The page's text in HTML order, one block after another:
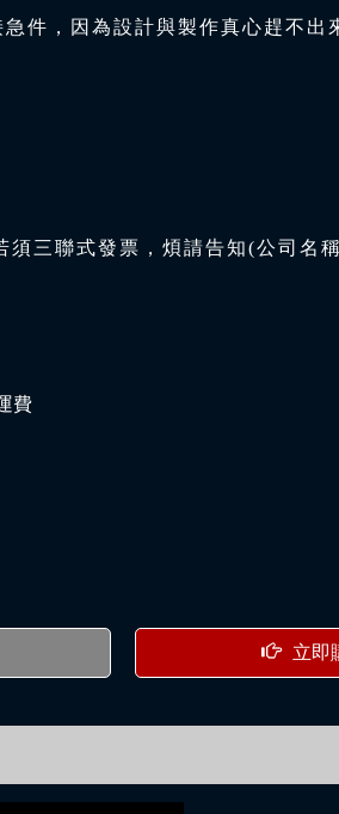
件，因為設計與製作真心趕不出
三聯式發票，煩請告知(公司名
費
立即